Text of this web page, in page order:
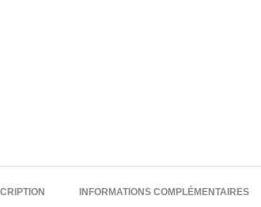
INFORMATIONS COMPLÉMENTAIRES